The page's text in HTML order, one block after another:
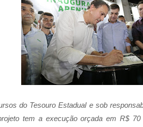
do Tesouro Estadual e sob
tem a execução orçada em R$